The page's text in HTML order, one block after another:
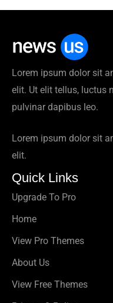
Lorem ipsum dolor sit
elit. Ut elit tellus, luctus
pulvinar dapibus leo.
Lorem ipsum dolor sit
elit.
Quick Links
Upgrade To Pro
Home
View Pro Themes
About Us
View Free Themes